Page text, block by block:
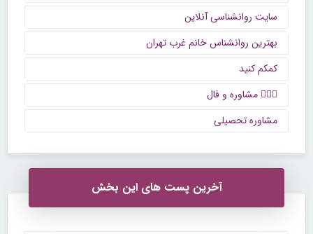
سایت روانشناسی آنلاین
بهترین روانشناس خانم غرب تهران
کمکم کنید
🙋🏻‍♀️ مشاوره و فال
مشاوره تحصیلی
آخرین پست های این بخش